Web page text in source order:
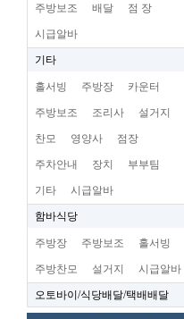
주방보조 배달 점 장
시급알바
기타
홀서빙 주방장 카운터
주방보조 조리사 설거지
찬모 영양사 점장
주차안내 장치 부부팀
기타 시급알바
함바식당
주방장 주방보조 홀서빙
주방찬모 설거지 시급알바
오토바이/식당배달/택배배달